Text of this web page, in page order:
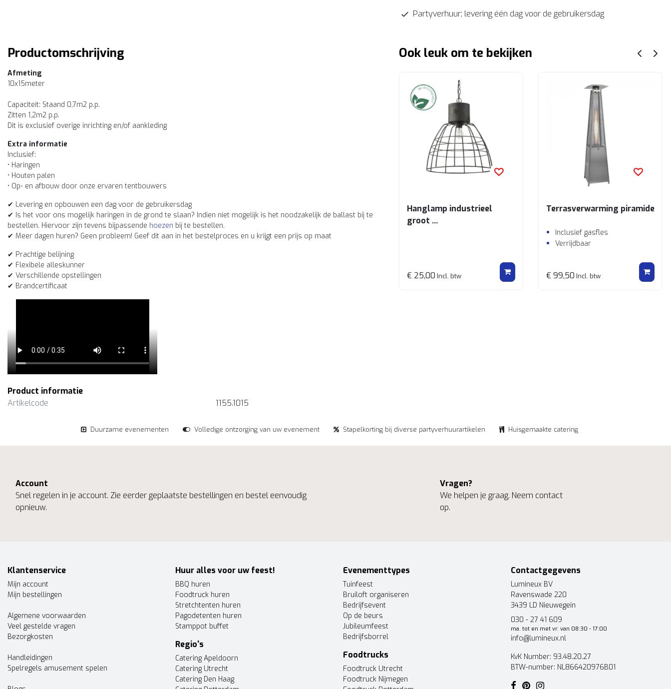
Partyverhuur; levering één dag voor de gebruikersdag
Productomschrijving
Afmeting
10x15meter
Capaciteit: Staand 0,7m2 p.p.
Zitten 1,2m2 p.p.
Dit is exclusief overige inrichting en/of aankleding
Extra informatie
Inclusief:
• Haringen
• Houten palen
• Op- en afbouw door onze ervaren tentbouwers
✔ Levering en opbouwen een dag voor de gebruikersdag
✔ Is het voor ons mogelijk haringen in de grond te slaan? Indien niet mogelijk is het noodzakelijk de ballast bij te
bestellen. Hiervoor zijn tevens bijpassende hoezen bij te bestellen.
✔ Meer dagen huren? Geen probleem! Geef dit aan in het bestelproces en u krijgt een prijs op maat
✔ Prachtige belijning
✔ Flexibele alleskunner
✔ Verschillende opstellingen
✔ Brandcertificaat
Product informatie
Artikelcode
1155.1015
Ook leuk om te bekijken
Hanglamp industrieel
groot
€ 25,00 Incl. btw
Terrasverwarming piramide
Inclusief gasfles
Verrijdbaar
€ 99,50 Incl. btw
Duurzame evenementen Volledige ontzorging van uw evenement Stapelkorting bij diverse partyverhuurartikelen Huisgemaakte catering
Account
Snel regelen in je account. Zie eerder geplaatste bestellingen en bestel eenvoudig
opnieuw.
Vragen?
We helpen je graag. Neem contact
op.
Klantenservice
Mijn account
Mijn bestellingen
Algemene voorwaarden
Veel gestelde vragen
Bezorgkosten
Handleidingen
Spelregels amusement spelen
Huur alles voor uw feest!
BBQ huren
Foodtruck huren
Stretchtenten huren
Pagodetenten huren
Stamppot buffet
Regio's
Catering Apeldoorn
Catering Utrecht
Catering Den Haag
Evenementtypes
Tuinfeest
Bruiloft organiseren
Bedrijfsevent
Op de beurs
Jubileumfeest
Bedrijfsborrel
Foodtrucks
Foodtruck Utrecht
Foodtruck Nijmegen
Contactgegevens
Lumineux BV
Ravenswade 220
3439 LD Nieuwegein
030 - 27 41 609
ma. tot en met vr. van 08:30 - 17:00
info@lumineux.nl
KvK Number: 93.48.20.27
BTW-number: NL866420976B01